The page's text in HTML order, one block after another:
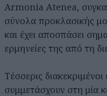
Armonia Atenea,
σύνολα προκλασικής
και έχει αποσπάσει
ερμηνείες της από τη
Τέσσερις
συμμετάσχουν στη μία